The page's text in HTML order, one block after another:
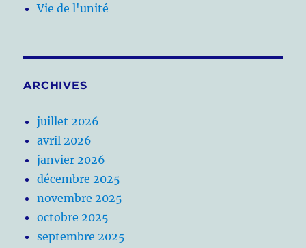
Vie de l'unité
ARCHIVES
juillet 2026
avril 2026
janvier 2026
décembre 2025
novembre 2025
octobre 2025
septembre 2025